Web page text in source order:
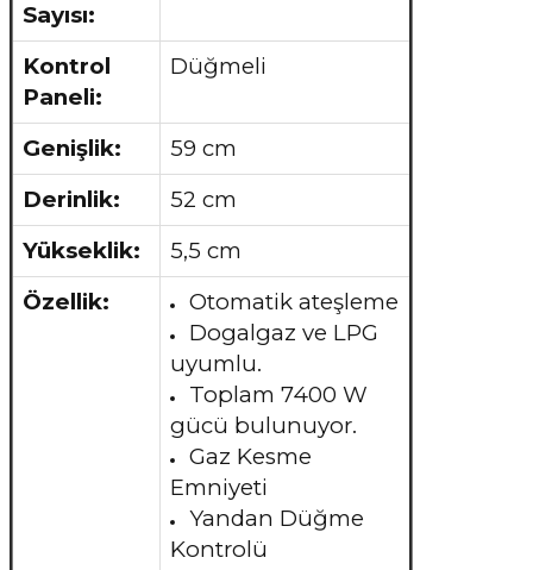
Sayısı:
Kontrol
Paneli:
Düğmeli
Genişlik:
59 cm
Derinlik:
52 cm
Yükseklik:
5,5 cm
Özellik:
Otomatik ateşleme
Dogalgaz ve LPG
uyumlu.
Toplam 7400 W
gücü bulunuyor.
Gaz Kesme
Emniyeti
Yandan Düğme
Kontrolü